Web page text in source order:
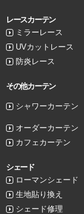
レースカーテン
ミラーレース
UVカットレース
防炎レース
その他カーテン
シャワーカーテン
オーダーカーテン
カフェカーテン
シェード
ローマンシェード
生地貼り換え
シェード修理